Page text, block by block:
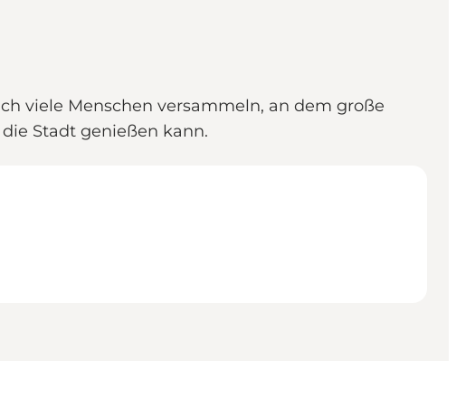
viele Menschen versammeln, an dem große
Stadt genießen kann.